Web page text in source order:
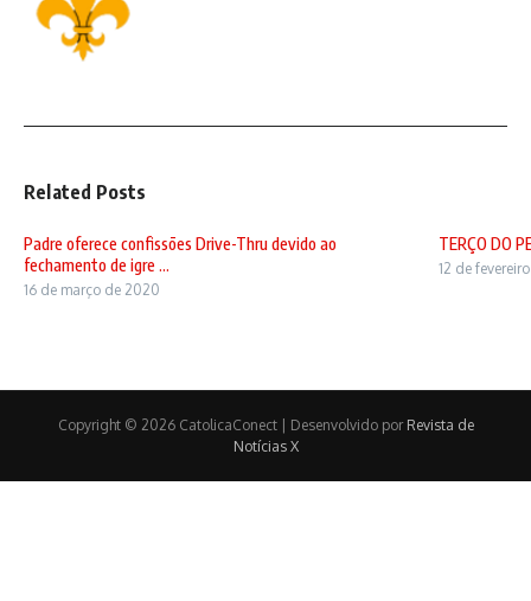
Related Posts
Padre oferece confissões Drive-Thru devido ao
fechamento de igre ...
16 de março de 2020
TERÇO DO
12 de
Copyright © 2026 CatolicaConect | Desenvolvido por Revista de
Notícias X